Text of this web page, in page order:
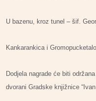
U bazenu, kroz tunel – šif.
Kankarankica i
Dodjela nagrade će biti
dvorani Gradske knjižnice